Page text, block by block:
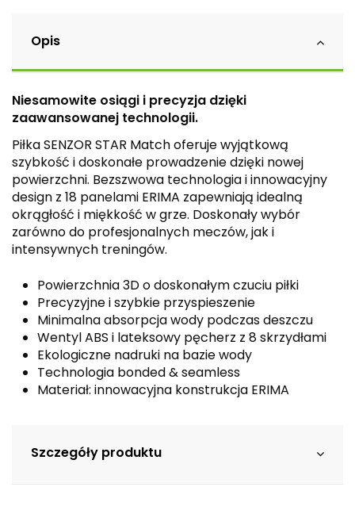
Opis
Niesamowite osiągi i precyzja dzięki
zaawansowanej technologii.
Piłka SENZOR STAR Match oferuje wyjątkową
szybkość i doskonałe prowadzenie dzięki nowej
powierzchni. Bezszwowa technologia i innowacyjny
design z 18 panelami ERIMA zapewniają idealną
okrągłość i miękkość w grze. Doskonały wybór
zarówno do profesjonalnych meczów, jak i
intensywnych treningów.
Powierzchnia 3D o doskonałym czuciu piłki
Precyzyjne i szybkie przyspieszenie
Minimalna absorpcja wody podczas deszczu
Wentyl ABS i lateksowy pęcherz z 8 skrzydłami
Ekologiczne nadruki na bazie wody
Technologia bonded & seamless
Materiał: innowacyjna konstrukcja ERIMA
Szczegóły produktu